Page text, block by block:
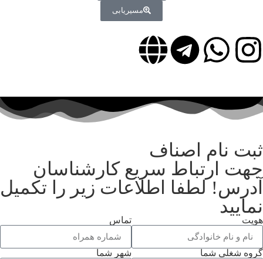
مسیریابی
ثبت نام اصناف
جهت ارتباط سریع کارشناسان
آدرس! لطفا اطلاعات زیر را تکمیل
نمایید
هویت تماس
گروه شغلی شما شهر شما